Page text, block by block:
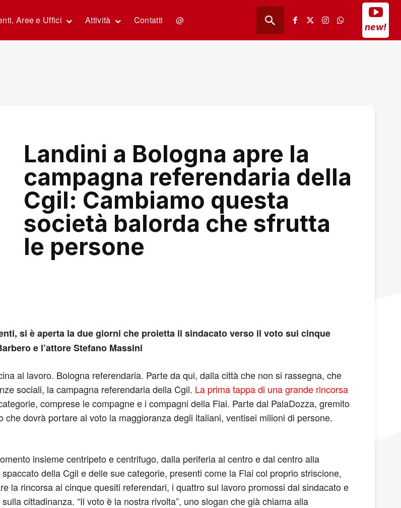
Aree e Uffici Attività Contatti @
new!
Landini a Bologna apre la
campagna referendaria della
Cgil: Cambiamo questa
società balorda che sfrutta
le persone
si è aperta la due giorni che proietta il sindacato verso il voto sui cinque
e l’attore Stefano Massini
al lavoro. Bologna referendaria. Parte da qui, dalla città che non si rassegna, che
sociali, la campagna referendaria della Cgil. La prima tappa di una grande rincorsa
comprese le compagne e i compagni della Flai. Parte dal PalaDozza, gremito
dovrà portare al voto la maggioranza degli italiani, ventisei milioni di persone.
insieme centripeto e centrifugo, dalla periferia al centro e dal centro alla
della Cgil e delle sue categorie, presenti come la Flai col proprio striscione,
la rincorsa ai cinque quesiti referendari, i quattro sul lavoro promossi dal sindacato e
cittadinanza. “Il voto è la nostra rivolta”, uno slogan che già chiama alla